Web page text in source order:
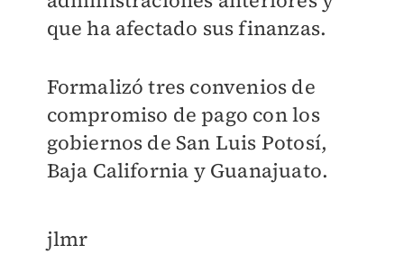
que ha afectado sus finanzas.
Formalizó tres convenios de
compromiso de pago con los
gobiernos de San Luis Potosí,
Baja California y Guanajuato.
jlmr